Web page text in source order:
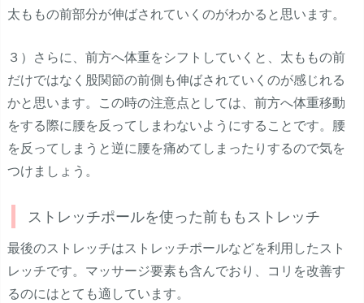
太ももの前部分が伸ばされていくのがわかると思います。
３）さらに、前方へ体重をシフトしていくと、太ももの前
だけではなく股関節の前側も伸ばされていくのが感じれる
かと思います。この時の注意点としては、前方へ体重移動
をする際に腰を反ってしまわないようにすることです。腰
を反ってしまうと逆に腰を痛めてしまったりするので気を
つけましょう。
ストレッチポールを使った前ももストレッチ
最後のストレッチはストレッチポールなどを利用したスト
レッチです。マッサージ要素も含んでおり、コリを改善す
るのにはとても適しています。